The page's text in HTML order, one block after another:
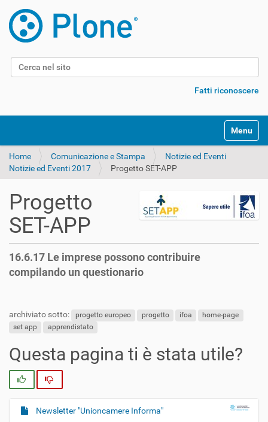
Cerca nel sito
Fatti riconoscere
Alterna
Home Comunicazione e Stampa
Notizie ed Eventi
Notizie ed Eventi 2017
Progetto SET-APP
Progetto
SET-APP
16.6.17 Le imprese possono contribuire
compilando un questionario
archiviato sotto: progetto europeo progetto ifoa
home-page
set app
apprendistato
Questa pagina ti è stata utile?
N
Newsletter "Unioncamere Informa"